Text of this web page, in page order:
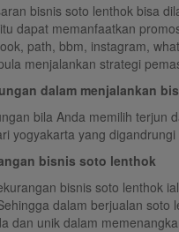
bisnis soto lenthok bisa
dapat memanfaatkan
path, bbm, instagram,
menjalankan strategi
dalam menjalankan
bila Anda memilih terjun
yogyakarta yang
bisnis soto lenthok
bisnis soto lenthok
dalam berjualan soto
dan unik dalam